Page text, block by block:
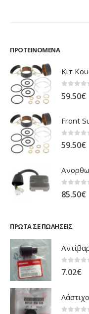
ΠΡΟΤΕΙΝΌΜΕΝΑ
59.50€
0 out of 5
59.50€
0out of 5
85.50€
ΠΡΏΤΑ ΣΕ ΠΩΛΉΣΕΙΣ
0out of 5
7.02€